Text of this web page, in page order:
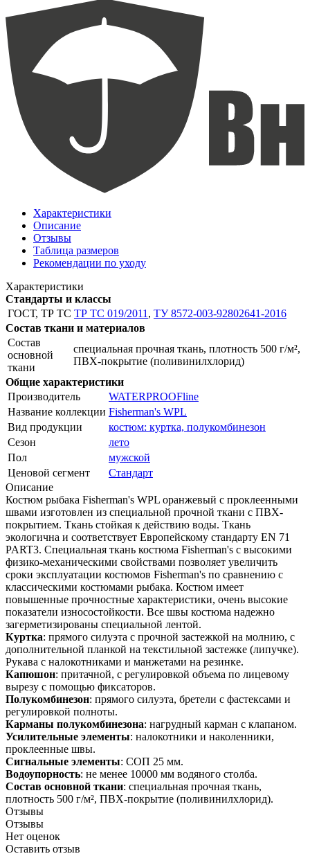
Характеристики
Описание
Отзывы
Таблица размеров
Рекомендации по уходу
Характеристики
Стандарты и классы
ГОСТ, ТР ТС ТР ТС 019/2011 , ТУ 8572-003-92802641-2016
Состав ткани и материалов
Состав
основной
ткани
специальная прочная ткань, плотность 500 г/м²,
ПВХ-покрытие (поливинилхлорид)
Общие характеристики
Производитель
WATERPROOFline
Название коллекции Fisherman's WPL
Вид продукции
костюм: куртка, полукомбинезон
Сезон
лето
Пол
мужской
Ценовой сегмент
Стандарт
Описание
Костюм рыбака Fisherman's WPL оранжевый с проклеенными
швами изготовлен из специальной прочной ткани с ПВХ-
покрытием. Ткань стойкая к действию воды. Ткань
экологична и соответствует Европейскому стандарту EN 71
PART3. Специальная ткань костюма Fisherman's с высокими
физико-механическими свойствами позволяет увеличить
сроки эксплуатации костюмов Fisherman's по сравнению с
классическими костюмами рыбака. Костюм имеет
повышенные прочностные характеристики, очень высокие
показатели износостойкости. Все швы костюма надежно
загерметизированы специальной лентой.
Куртка: прямого силуэта с прочной застежкой на молнию, с
дополнительной планкой на текстильной застежке (липучке).
Рукава с налокотниками и манжетами на резинке.
Капюшон: притачной, с регулировкой объема по лицевому
вырезу с помощью фиксаторов.
Полукомбинезон: прямого силуэта, бретели с фастексами и
регулировкой полноты.
Карманы полукомбинезона: нагрудный карман с клапаном.
Усилительные элементы: налокотники и наколенники,
проклеенные швы.
Сигнальные элементы: СОП 25 мм.
Водоупорность: не менее 10000 мм водяного столба.
Состав основной ткани: специальная прочная ткань,
плотность 500 г/м², ПВХ-покрытие (поливинилхлорид).
Отзывы
Отзывы
Нет оценок
Оставить отзыв